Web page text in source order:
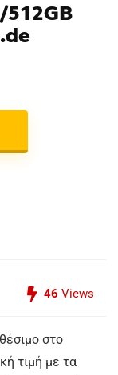
512GB
46 Views
στο
τιμή με τα